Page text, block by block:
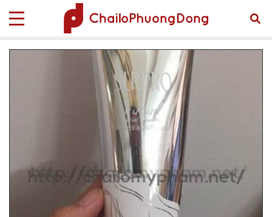
Trang chủ Sản phẩm
TUBE MỸ PHẨM
Tube Mỹ Phẩm Tube-00011